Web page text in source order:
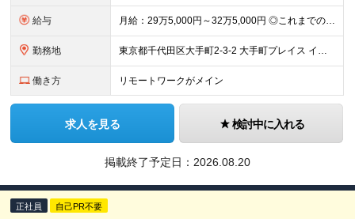
給与 月給：29万5,000円～32万5,000円 ◎これまでの経験と能力を考慮の上、決定します！ ☆明確な評価制度とキャリア形成 当社では個人の頑張りを反映する明確な評価制度を設けています。将来にわた
勤務地 東京都千代田区大手町2-3-2 大手町プレイス イーストタワー6階
働き方 リモートワークがメイン
求人を見る 検討中に入れる
掲載終了予定日： 2026.08.20
正社員 自己PR不要